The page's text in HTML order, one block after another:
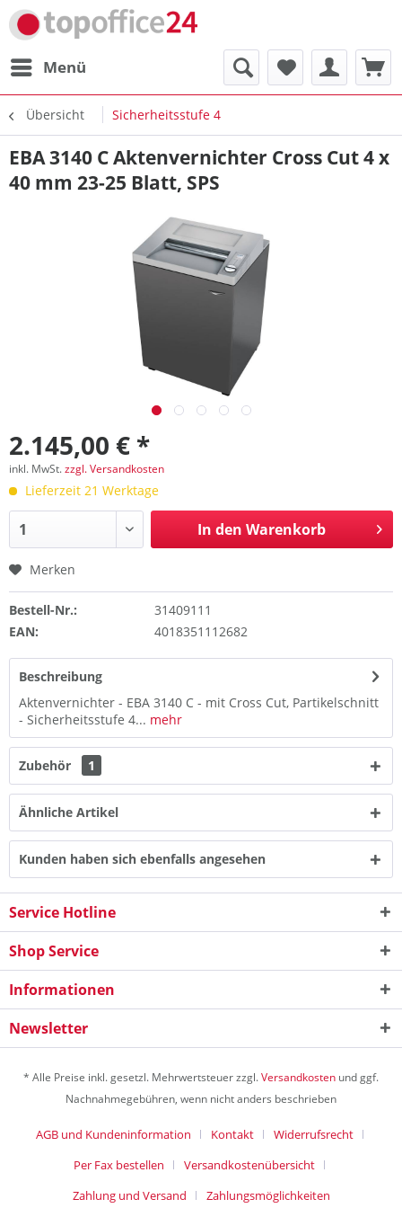
Menü
Übersicht Sicherheitsstufe 4
EBA 3140 C Aktenvernichter Cross Cut 4 x
40 mm 23-25 Blatt, SPS
2.145,00 € *
inkl. MwSt.zzgl. Versandkosten
Lieferzeit 21 Werktage
In den Warenkorb
Merken
Bestell-Nr.:
31409111
EAN:
4018351112682
Beschreibung
Aktenvernichter - EBA 3140 C - mit Cross Cut, Partikelschnitt
- Sicherheitsstufe 4... mehr
Zubehör 1
Ähnliche Artikel
Kunden haben sich ebenfalls angesehen
Service Hotline
Shop Service
Informationen
Newsletter
* Alle Preise inkl. gesetzl. Mehrwertsteuer zzgl.Versandkosten und ggf.
Nachnahmegebühren, wenn nicht anders beschrieben
AGB und Kundeninformation Kontakt
Widerrufsrecht
Per Fax bestellen
Versandkostenübersicht
Zahlung und Versand
Zahlungsmöglichkeiten